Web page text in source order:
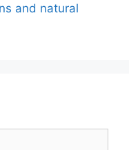
and natural